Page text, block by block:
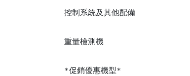
控制系統及其他配備
重量檢測機
*促銷優惠機型*